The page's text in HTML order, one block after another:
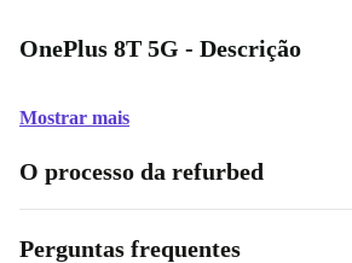
OnePlus 8T 5G - Descrição
Mostrar mais
O processo da refurbed
Perguntas frequentes